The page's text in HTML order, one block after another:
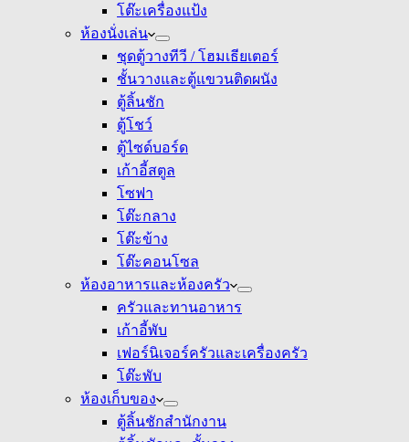
โต๊ะเครื่องแป้ง
ห้องนั่งเล่น
ชุดตู้วางทีวี / โฮมเธียเตอร์
ชั้นวางและตู้แขวนติดผนัง
ตู้ลิ้นชัก
ตู้โชว์
ตู้ไซด์บอร์ด
เก้าอี้สตูล
โซฟา
โต๊ะกลาง
โต๊ะข้าง
โต๊ะคอนโซล
ห้องอาหารและห้องครัว
ครัวและทานอาหาร
เก้าอี้พับ
เฟอร์นิเจอร์ครัวและเครื่องครัว
โต๊ะพับ
ห้องเก็บของ
ตู้ลิ้นชักสำนักงาน